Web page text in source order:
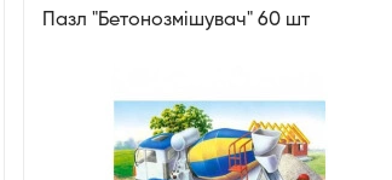
Пазл "Бетонозмішувач" 60 шт